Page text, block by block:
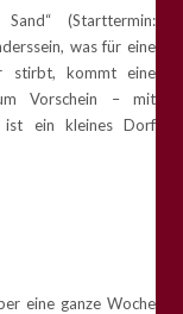
(Starttermin:
was für eine
stirbt, kommt eine
Vorschein – mit
ist ein kleines Dorf
eine ganze Woche